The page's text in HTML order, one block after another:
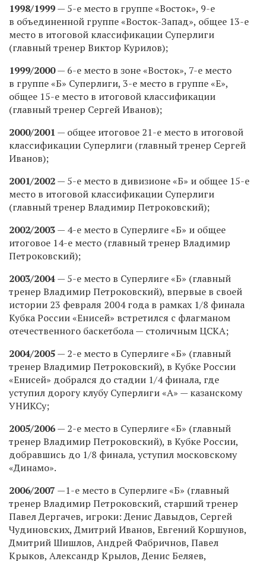
1998/1999— 5-е место в группе «Восток», 9-е
в объединенной группе «Восток-Запад», общее 13-е
место в итоговой классификации Суперлиги
(главный тренер Виктор Курилов);
1999/2000— 6-е место в зоне «Восток», 7-е место
в группе «Б» Суперлиги, 3-е место в группе «Е»,
общее 15-е место в итоговой классификации
(главный тренер Сергей Иванов);
2000/2001 — общее итоговое 21-е место в итоговой
классификации Суперлиги (главный тренер Сергей
Иванов);
2001/2002— 5-е место в дивизионе «Б» и общее 15-е
место в итоговой классификации Суперлиги
(главный тренер Владимир Петроковский);
2002/2003— 4-е место в Суперлиге «Б» и общее
итоговое 14-е место (главный тренер Владимир
Петроковский);
2003/2004— 5-е место в Суперлиге «Б» (главный
тренер Владимир Петроковский), впервые в своей
истории 23 февраля 2004 года в рамках 1/8 финала
Кубка России «Енисей» встретился с флагманом
отечественного баскетбола — столичным ЦСКА;
2004/2005— 2-е место в Суперлиге «Б» (главный
тренер Владимир Петроковский), в Кубке России
«Енисей» добрался до стадии 1/4 финала, где
уступил дорогу клубу Суперлиги «А» — казанскому
УНИКСу;
2005/2006— 2-е место в Суперлиге «Б» (главный
тренер Владимир Петроковский), в Кубке России,
добравшись до 1/8 финала, уступил московскому
«Динамо».
2006/2007 —1-е место в Суперлиге «Б» (главный
тренер Владимир Петроковский, старший тренер
Павел Дергачев, игроки: Денис Давыдов, Сергей
Чудиновских, Дмитрий Иванов, Евгений Коршунов,
Дмитрий Шишлов, Андрей Фабричнов, Павел
Крыков, Александр Крылов, Денис Беляев,